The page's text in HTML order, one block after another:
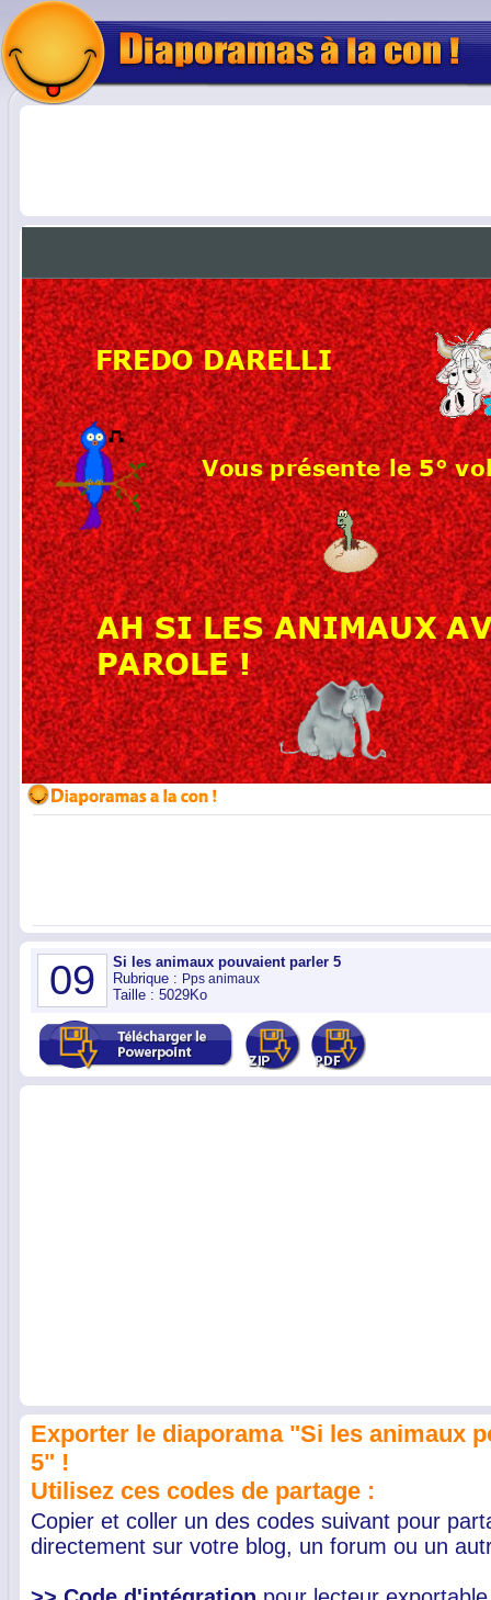
09
Si les animaux pouvaient parler 5
Rubrique : Pps animaux
Taille : 5029Ko
Exporter le diaporama "Si les animaux
5" !
Utilisez ces codes de partage :
Copier et coller un des codes suivant pour
directement sur votre blog, un forum ou un